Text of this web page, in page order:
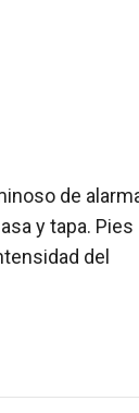
de
y tapa. Pies
del